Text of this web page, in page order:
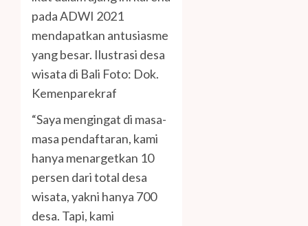
pada ADWI 2021
mendapatkan antusiasme
yang besar. Ilustrasi desa
wisata di Bali Foto: Dok.
Kemenparekraf
“Saya mengingat di masa-
masa pendaftaran, kami
hanya menargetkan 10
persen dari total desa
wisata, yakni hanya 700
desa. Tapi, kami